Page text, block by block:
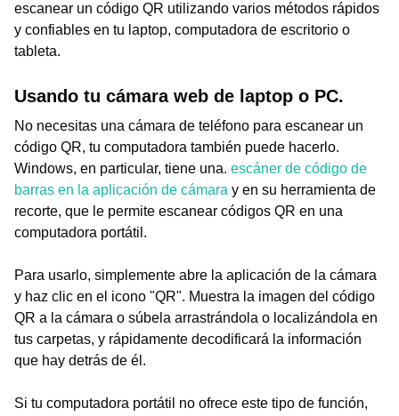
escanear un código QR utilizando varios métodos rápidos
y confiables en tu laptop, computadora de escritorio o
tableta.
Usando tu cámara web de laptop o PC.
No necesitas una cámara de teléfono para escanear un
código QR, tu computadora también puede hacerlo.
Windows, en particular, tiene una. escáner de código de
barras en la aplicación de cámara y en su herramienta de
recorte, que le permite escanear códigos QR en una
computadora portátil.
Para usarlo, simplemente abre la aplicación de la cámara
y haz clic en el icono "QR". Muestra la imagen del código
QR a la cámara o súbela arrastrándola o localizándola en
tus carpetas, y rápidamente decodificará la información
que hay detrás de él.
Si tu computadora portátil no ofrece este tipo de función,